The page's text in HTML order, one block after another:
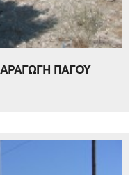
ΠΑΓΟΥ